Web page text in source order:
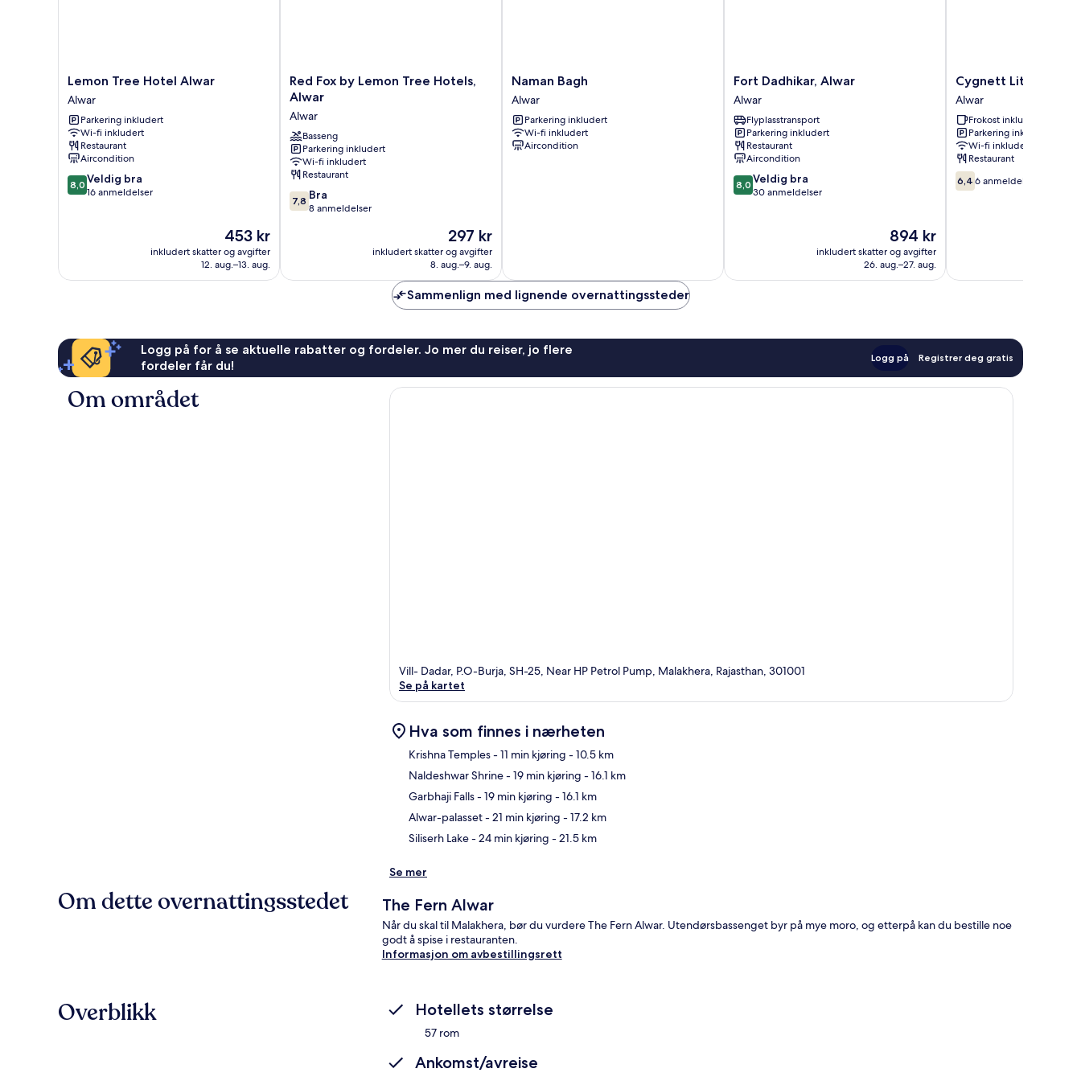
Lemon
Tree
Hotel
Alwar
Alwar
Lemon Tree Hotel Alwar
Alwar
Parkering inkludert
Wi-fi inkludert
Restaurant
Aircondition
8.0
av
8,0 Veldig bra
16 anmeldelser
Prisen
453 kr
453 kr
inkludert skatter og avgifter
12. aug.–13. aug.
Red
Fox
Lemon
Tree
Hotels,
Alwar
Alwar
Red Fox by Lemon Tree Hotels,
Alwar
Alwar
Basseng
Parkering inkludert
Wi-fi inkludert
Restaurant
7.8
av
7,8 Bra
8 anmeldelser
Prisen
297 kr
297 kr
inkludert skatter og avgifter
8. aug.–9. aug.
Naman
Bagh
Alwar
Naman Bagh
Alwar
Parkering inkludert
Wi-fi inkludert
Aircondition
Fort
Dadhikar,
Alwar
Alwar
Fort Dadhikar, Alwar
Alwar
Flyplasstransport
Parkering inkludert
Restaurant
Aircondition
8.0
av
8,0 Veldig bra
30 anmeldelser
Prisen
894 kr
894 kr
inkludert skatter og avgifter
26. aug.–27. aug.
Cygnett
Lite
Alwar
Cygnett Lite
Alwar
Frokost inkludert
Parkering inkludert
Wi-fi inkludert
Restaurant
6.4
av
6,4 6 anmeldelser
Sammenlign med lignende overnattingssteder
Logg på for å se aktuelle rabatter og fordeler. Jo mer du reiser, jo flere
fordeler får du!
Logg på Registrer deg gratis
Om området
Vill- Dadar, P.O-Burja, SH-25, Near HP Petrol Pump, Malakhera, Rajasthan, 301001
Se på kartet
Hva som finnes i nærheten
Krishna Temples- 11 min kjøring - 10.5 km
Naldeshwar Shrine- 19 min kjøring - 16.1 km
Garbhaji Falls- 19 min kjøring - 16.1 km
Alwar-palasset- 21 min kjøring - 17.2 km
Siliserh Lake- 24 min kjøring - 21.5 km
Se mer
Om dette overnattingsstedet The Fern Alwar
Når du skal til Malakhera, bør du vurdere The Fern Alwar. Utendørsbassenget byr på mye moro, og etterpå kan du bestille noe
godt å spise i restauranten.
Informasjon om avbestillingsrett
Overblikk Hotellets størrelse
57 rom
Ankomst/avreise